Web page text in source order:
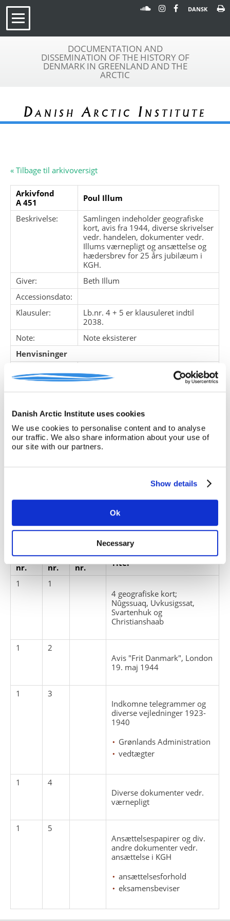
Danish Arctic Institute uses cookies
We use cookies to personalise content and to analyse
our traffic. We also share information about your use of
our site with our partners.
Show details
Ok
Necessary
DANSK
DOCUMENTATION AND
DISSEMINATION OF THE HISTORY OF
DENMARK IN GREENLAND AND THE
ARCTIC
Danish Arctic Institute
« Tilbage til arkivoversigt
Arkivfond
A 451
Poul Illum
Beskrivelse:
Samlingen indeholder geografiske
kort, avis fra 1944, diverse skrivelser
vedr. handelen, dokumenter vedr.
Illums værnepligt og ansættelse og
hædersbrev for 25 års jubilæum i
KGH.
Giver:
Beth Illum
Accessionsdato:
Klausuler:
Lb.nr. 4 + 5 er klausuleret indtil
2038.
Note:
Note eksisterer
Henvisninger
fonde:
Emneord:
aviser
eksamensbeviser
Grønlands Administration
handelsforvaltere
spæk
ARKIVFONDEN INDEHOLDER NEDENSTÅENDE
Pakke
nr.
Løbe
nr.
Enheds
nr.
Titel
1
1
4 geografiske kort;
Nûgssuaq, Uvkusigssat,
Svartenhuk og
Christianshaab
1
2
Avis "Frit Danmark", London
19. maj 1944
1
3
Indkomne telegrammer og
diverse vejledninger 1923-
1940
Grønlands Administration
vedtægter
1
4
Diverse dokumenter vedr.
værnepligt
1
5
Ansættelsespapirer og div.
andre dokumenter vedr.
ansættelse i KGH
ansættelsesforhold
eksamensbeviser